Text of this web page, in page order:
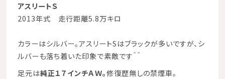
アスリートＳ
2013年式 走行距離5.8万キロ
カラーはシルバー。アスリートSはブラックが多いですが、シ
ルバーも落ち着いた印象で素敵です＾＾
足元は純正１７インチＡＷ。修復歴無しの禁煙車。